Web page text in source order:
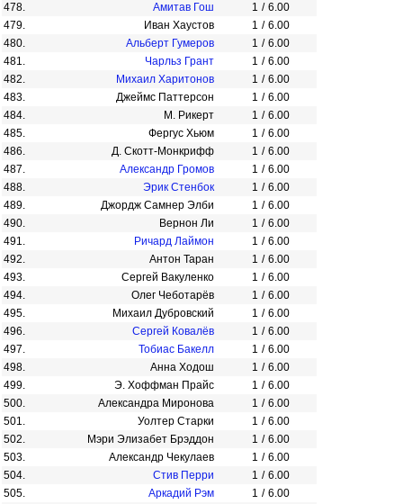
478.
Амитав Гош 1 / 6.00
479.
Иван Хаустов 1 / 6.00
480.
Альберт Гумеров 1 / 6.00
481.
Чарльз Грант 1 / 6.00
482.
Михаил Харитонов 1 / 6.00
483.
Джеймс Паттерсон 1 / 6.00
484.
М. Рикерт 1 / 6.00
485.
Фергус Хьюм 1 / 6.00
486.
Д. Скотт-Монкрифф 1 / 6.00
487.
Александр Громов 1 / 6.00
488.
Эрик Стенбок 1 / 6.00
489.
Джордж Самнер Элби 1 / 6.00
490.
Вернон Ли 1 / 6.00
491.
Ричард Лаймон 1 / 6.00
492.
Антон Таран 1 / 6.00
493.
Сергей Вакуленко 1 / 6.00
494.
Олег Чеботарёв 1 / 6.00
495.
Михаил Дубровский 1 / 6.00
496.
Сергей Ковалёв 1 / 6.00
497.
Тобиас Бакелл 1 / 6.00
498.
Анна Ходош 1 / 6.00
499.
Э. Хоффман Прайс 1 / 6.00
500.
Александра Миронова 1 / 6.00
501.
Уолтер Старки 1 / 6.00
502.
Мэри Элизабет Брэддон 1 / 6.00
503.
Александр Чекулаев 1 / 6.00
504.
Стив Перри 1 / 6.00
505.
Аркадий Рэм 1 / 6.00